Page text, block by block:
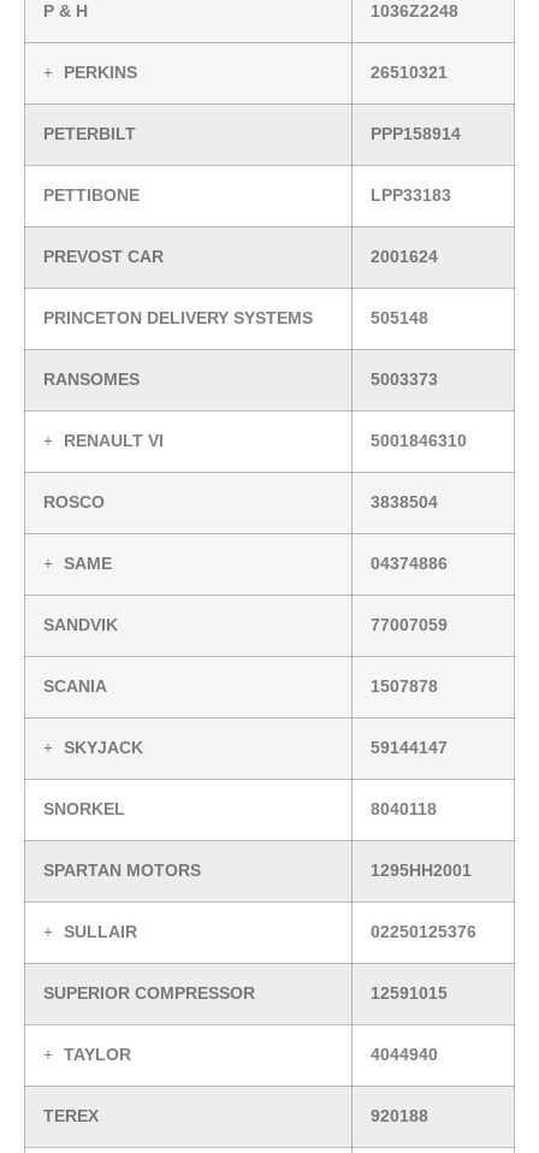
P & H 1036Z2248
PERKINS 26510321
PETERBILT PPP158914
PETTIBONE LPP33183
PREVOST CAR 2001624
PRINCETON DELIVERY SYSTEMS 505148
RANSOMES 5003373
RENAULT VI 5001846310
ROSCO 3838504
SAME 04374886
SANDVIK 77007059
SCANIA 1507878
SKYJACK 59144147
SNORKEL 8040118
SPARTAN MOTORS 1295HH2001
SULLAIR 02250125376
SUPERIOR COMPRESSOR 12591015
TAYLOR 4044940
TEREX 920188